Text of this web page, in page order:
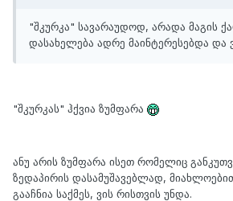
"შკურკა" სავარაუდოდ, არადა მაგის
დასახელება ადრე მაინტერესებდა და
"შკურკას" ჰქვია ზუმფარა
ანუ არის ზუმფარა ისეთ რომელიც
ზედაპირის დასამუშავებლად,
გააჩნია საქმეს, ვის რისთვის უნდა.